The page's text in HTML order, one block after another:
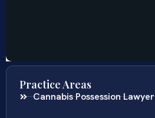
Practice Areas
Cannabis Possession Lawyer